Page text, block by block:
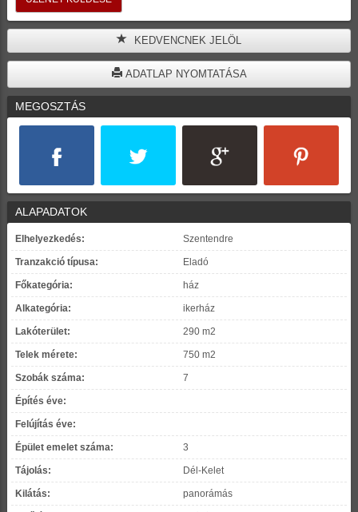
KEDVENCNEK JELÖL
ADATLAP NYOMTATÁSA
MEGOSZTÁS
ALAPADATOK
Elhelyezkedés: Szentendre
Tranzakció típusa: Eladó
Főkategória: ház
Alkategória: ikerház
Lakóterület: 290 m2
Telek mérete: 750 m2
Szobák száma: 7
Építés éve:
Felújítás éve:
Épület emelet száma: 3
Tájolás: Dél-Kelet
Kilátás: panorámás